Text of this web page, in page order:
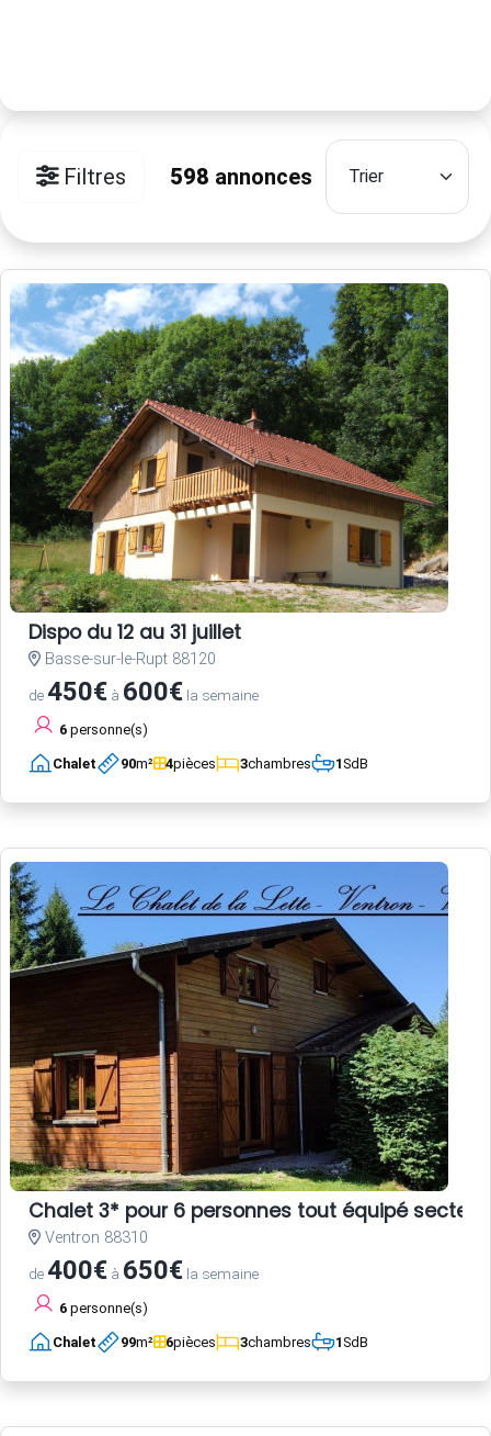
Filtres 598 annonces
Dispo du 12 au 31 juillet
Basse-sur-le-Rupt 88120
de450€ à 600€ la semaine
6 personne(s)
Chalet 90m² 4pièces 3chambres 1SdB
Chalet 3* pour 6 personnes tout équipé
Ventron 88310
de400€ à 650€ la semaine
6 personne(s)
Chalet 99m² 6pièces 3chambres 1SdB